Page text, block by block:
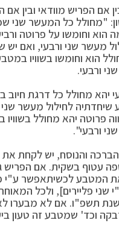
אם הפריש מוודאי ובין
"מחולל כל המעשר שני
הוא וחומשו על פרוטה
מעשר שני ורבעי, ואם יש
הוא וחומשו בשוויו
ורבעי.
יהא מחולל כל דרגת חיוב
לחילול מעשר שני
פרוטה יהא מחולל
ורבעי".
והנוסח, יש לקחת את
עטוף בשקית. אם הפריש
המטבע לכשיתאפשר ע"י
שני פליירים], ולכל
תשפ"ו. אם לא מבערו
וכד' שמטבע זה טעון